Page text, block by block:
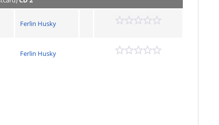
Ferlin Husky
Ferlin Husky